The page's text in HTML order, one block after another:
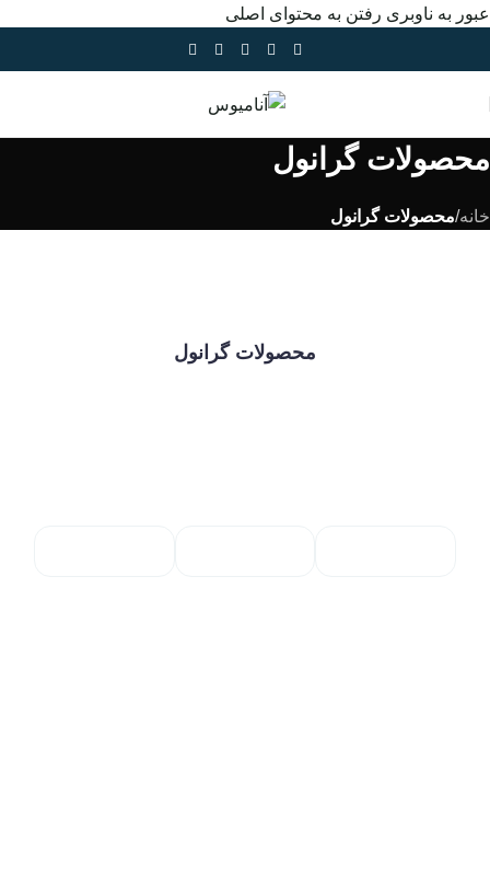
عبور به ناوبری رفتن به محتوای اصلی
محصولات گرانول
خانه/محصولات گرانول
محصولات گرانول